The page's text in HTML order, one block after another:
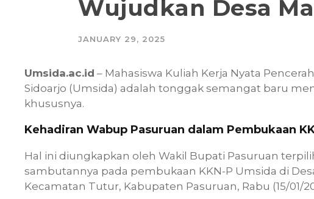
Wujudkan Desa
JANUARY 29, 2025
Umsida.ac.id – Mahasiswa Kuliah Kerja Nyata
Sidoarjo (Umsida) adalah tonggak semangat baru
khususnya.
Kehadiran Wabup Pasuruan dalam Pembukaan
Hal ini diungkapkan oleh Wakil Bupati Pasuruan
sambutannya pada pembukaan KKN-P Umsida di
Kecamatan Tutur, Kabupaten Pasuruan, Rabu (15/01/